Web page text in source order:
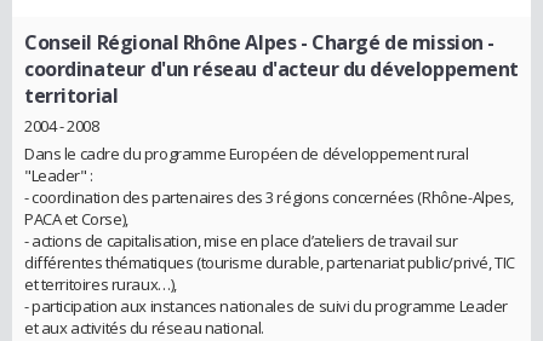
Conseil Régional Rhône Alpes- Chargé de mission -
coordinateur d'un réseau d'acteur du développement
territorial
2004 - 2008
Dans le cadre du programme Européen de développement rural
"Leader" :
- coordination des partenaires des 3 régions concernées (Rhône-Alpes,
PACA et Corse),
- actions de capitalisation, mise en place d’ateliers de travail sur
différentes thématiques (tourisme durable, partenariat public/privé, TIC
et territoires ruraux…),
- participation aux instances nationales de suivi du programme Leader
et aux activités du réseau national.